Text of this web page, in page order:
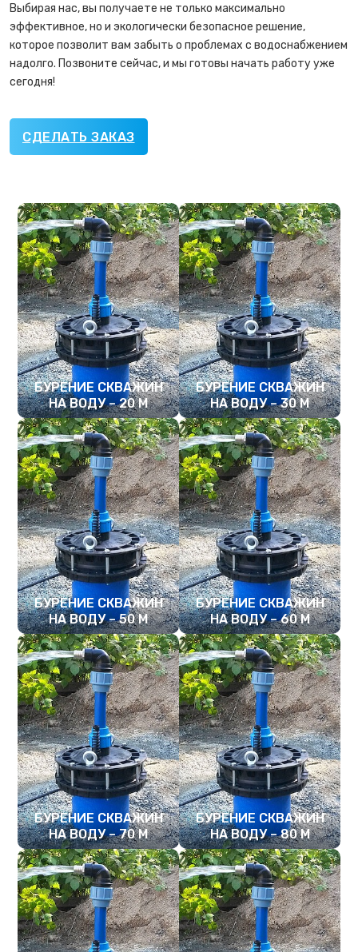
Выбирая нас, вы получаете не только максимально
эффективное, но и экологически безопасное решение,
которое позволит вам забыть о проблемах с водоснабжением
надолго. Позвоните сейчас, и мы готовы начать работу уже
сегодня!
СДЕЛАТЬ ЗАКАЗ
БУРЕНИЕ СКВАЖИН
НА ВОДУ – 20 М
ПОДРОБНЕЕ
БУРЕНИЕ СКВАЖИН
НА ВОДУ – 30 М
ПОДРОБНЕЕ
БУРЕНИЕ СКВАЖИН
НА ВОДУ – 50 М
ПОДРОБНЕЕ
БУРЕНИЕ СКВАЖИН
НА ВОДУ – 60 М
ПОДРОБНЕЕ
БУРЕНИЕ СКВАЖИН
НА ВОДУ – 70 М
ПОДРОБНЕЕ
БУРЕНИЕ СКВАЖИН
НА ВОДУ – 80 М
ПОДРОБНЕЕ